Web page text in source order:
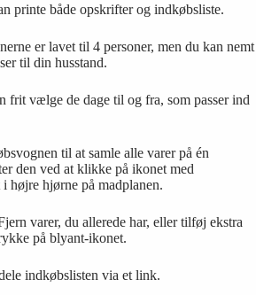
printe både opskrifter og indkøbsliste.
er lavet til 4 personer, men du kan nemt
til din husstand.
frit vælge de dage til og fra, som passer ind
til at samle alle varer på én
den ved at klikke på ikonet med
højre hjørne på madplanen.
varer, du allerede har, eller tilføj ekstra
på blyant-ikonet.
indkøbslisten via et link.